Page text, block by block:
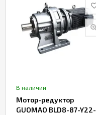
В наличии
Мотор-редуктор
GUOMAO BLD8-87-Y22-